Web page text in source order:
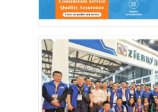
Commerciële Broodsnijmachine
Bakkerijproefmachine
Koelkast Proofer
Oven met rek